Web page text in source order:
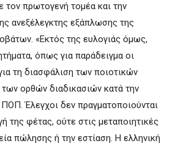
τον πρωτογενή τομέα και την
ανεξέλεγκτης εξάπλωσης της
«Εκτός της ευλογιάς όμως,
όπως για παράδειγμα οι
τη διασφάλιση των ποιοτικών
των ορθών διαδικασιών κατά την
Έλεγχοι δεν πραγματοποιούνται
της φέτας, ούτε στις μεταποιητικές
πώλησης ή την εστίαση. Η ελληνική